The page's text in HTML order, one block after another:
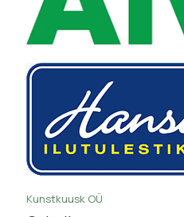
Kunstkuusk OÜ